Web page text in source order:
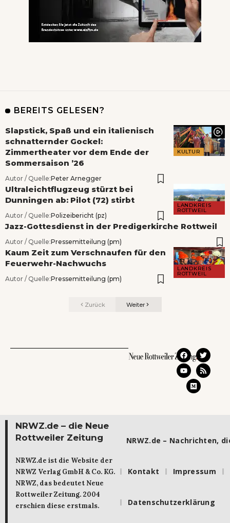
BEREITS GELESEN?
KULTUR
Slapstick, Spaß und ein italienisch
schnatternder Gockel:
Zimmertheater vor dem Ende der
Sommersaison ’26
Autor / Quelle:Peter Arnegger
LANDKREIS
ROTTWEIL
Ultraleichtflugzeug stürzt bei
Dunningen ab: Pilot (72) stirbt
Autor / Quelle:Polizeibericht (pz)
Jazz-Gottesdienst in der Predigerkirche Rottweil
Autor / Quelle:Pressemitteilung (pm)
LANDKREIS
ROTTWEIL
Kaum Zeit zum Verschnaufen für den
Feuerwehr-Nachwuchs
Autor / Quelle:Pressemitteilung (pm)
Zurück Weiter
NRWZ.de – die Neue
Rottweiler Zeitung
NRWZ.de ist die Website der
NRWZ Verlag GmbH & Co. KG.
NRWZ, das bedeutet Neue
Rottweiler Zeitung. 2004
erschien diese erstmals.
NRWZ.de – Nachrichten,
Kontakt Impressum
Datenschutzerklärung